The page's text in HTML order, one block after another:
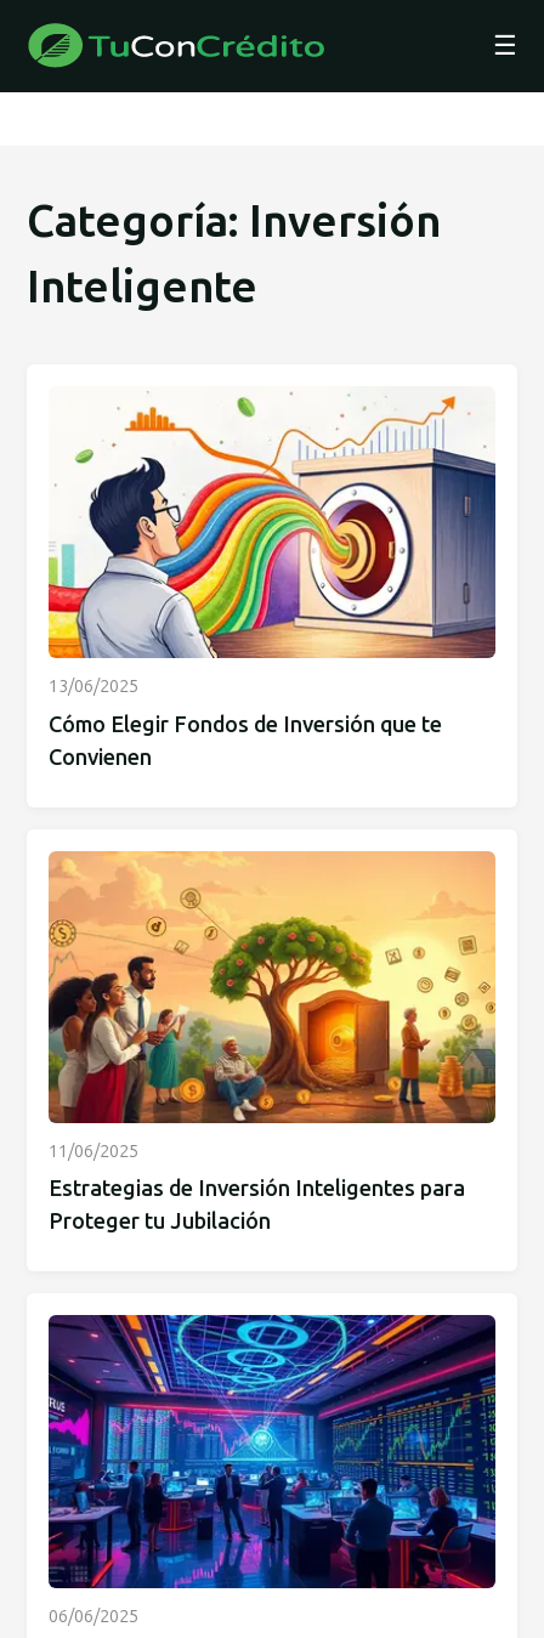
☰
Categoría: Inversión
Inteligente
13/06/2025
Cómo Elegir Fondos de Inversión que te
Convienen
11/06/2025
Estrategias de Inversión Inteligentes para
Proteger tu Jubilación
06/06/2025